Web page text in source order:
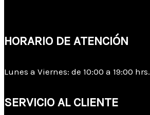
HORARIO DE ATENCIÓN
Lunes a Viernes: de 10:00 a 19:00 hrs.
SERVICIO AL CLIENTE